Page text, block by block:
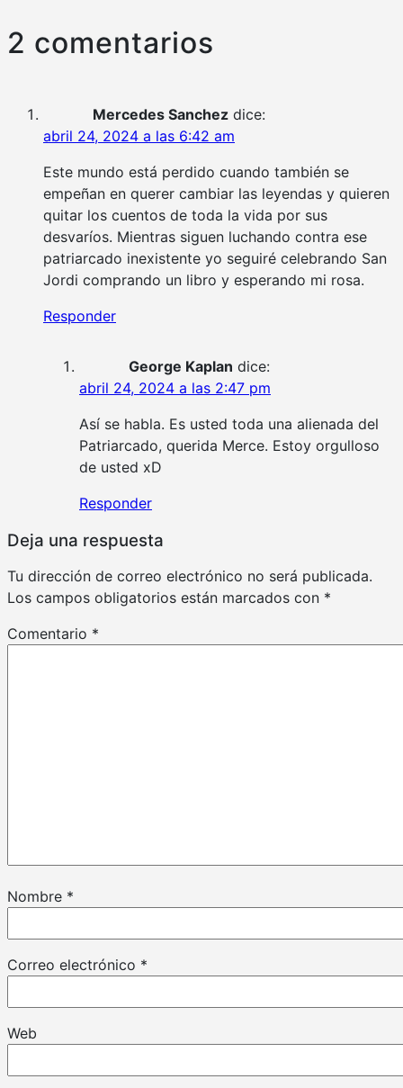
2 comentarios
Mercedes Sanchez dice:
abril 24, 2024 a las 6:42 am
Este mundo está perdido cuando también se
empeñan en querer cambiar las leyendas y quieren
quitar los cuentos de toda la vida por sus
desvaríos. Mientras siguen luchando contra ese
patriarcado inexistente yo seguiré celebrando San
Jordi comprando un libro y esperando mi rosa.
Responder
George Kaplan dice:
abril 24, 2024 a las 2:47 pm
Así se habla. Es usted toda una alienada del
Patriarcado, querida Merce. Estoy orgulloso
de usted xD
Responder
Deja una respuesta
Tu dirección de correo electrónico no será publicada.
Los campos obligatorios están marcados con *
Comentario *
Nombre *
Correo electrónico *
Web